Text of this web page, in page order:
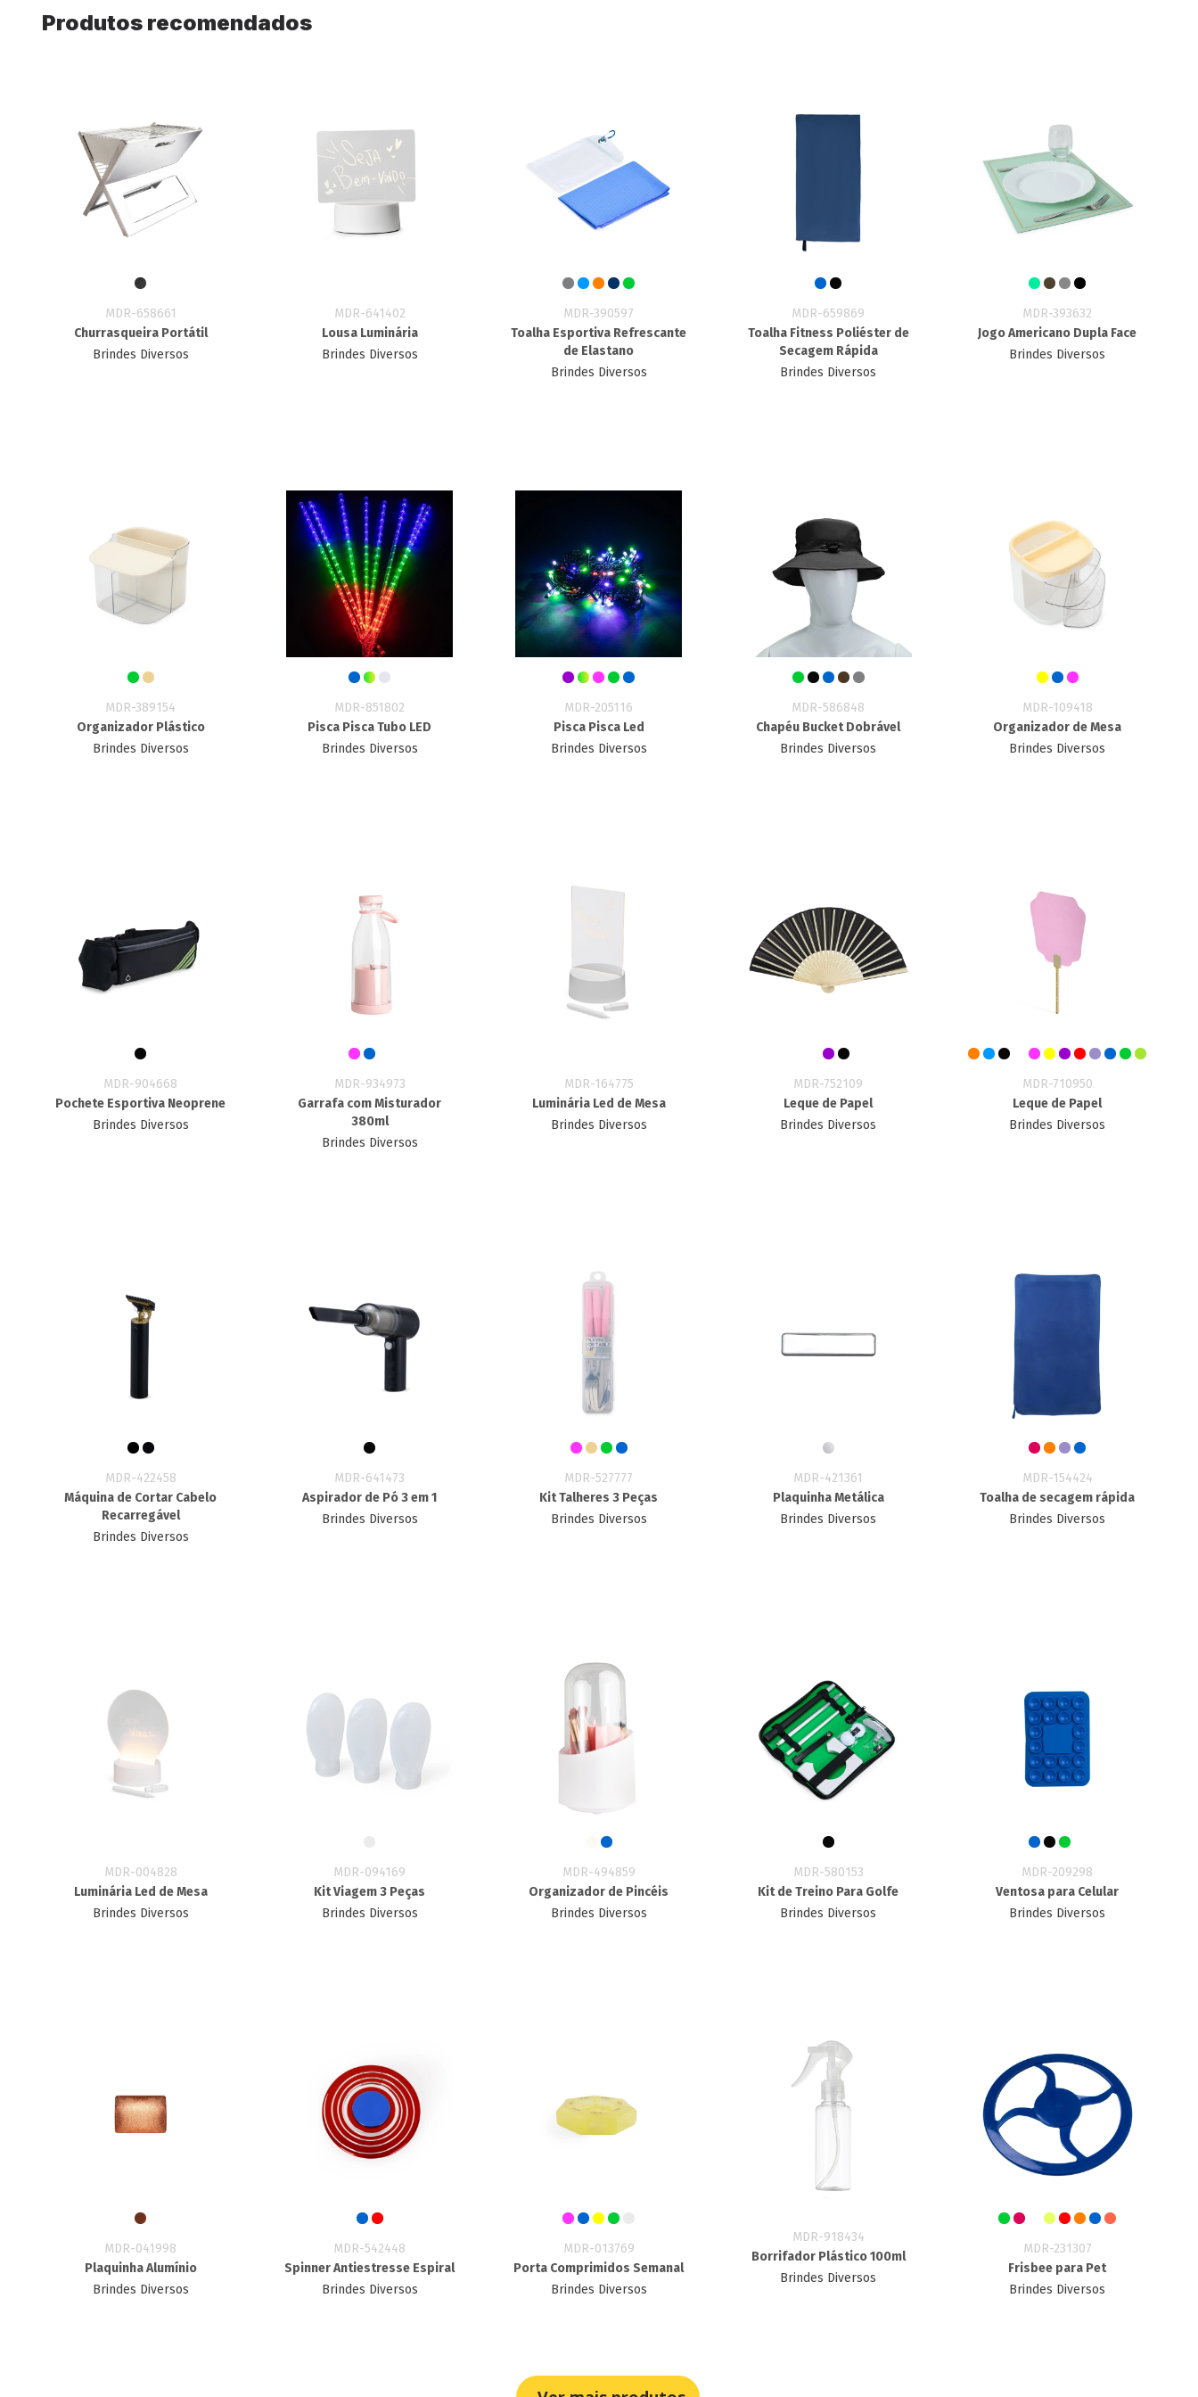
Produtos recomendados
MDR-658661
Churrasqueira Portátil
Brindes Diversos
MDR-641402
Lousa Luminária
Brindes Diversos
MDR-390597
Toalha Esportiva Refrescante
de Elastano
Brindes Diversos
MDR-659869
Toalha Fitness Poliéster de
Secagem Rápida
Brindes Diversos
MDR-393632
Jogo Americano Dupla Face
Brindes Diversos
MDR-389154
Organizador Plástico
Brindes Diversos
MDR-851802
Pisca Pisca Tubo LED
Brindes Diversos
MDR-205116
Pisca Pisca Led
Brindes Diversos
MDR-586848
Chapéu Bucket Dobrável
Brindes Diversos
MDR-109418
Organizador de Mesa
Brindes Diversos
MDR-904668
Pochete Esportiva Neoprene
Brindes Diversos
MDR-934973
Garrafa com Misturador
380ml
Brindes Diversos
MDR-164775
Luminária Led de Mesa
Brindes Diversos
MDR-752109
Leque de Papel
Brindes Diversos
MDR-710950
Leque de Papel
Brindes Diversos
MDR-422458
Máquina de Cortar Cabelo
Recarregável
Brindes Diversos
MDR-641473
Aspirador de Pó 3 em 1
Brindes Diversos
MDR-527777
Kit Talheres 3 Peças
Brindes Diversos
MDR-421361
Plaquinha Metálica
Brindes Diversos
MDR-154424
Toalha de secagem rápida
Brindes Diversos
MDR-004828
Luminária Led de Mesa
Brindes Diversos
MDR-094169
Kit Viagem 3 Peças
Brindes Diversos
MDR-494859
Organizador de Pincéis
Brindes Diversos
MDR-580153
Kit de Treino Para Golfe
Brindes Diversos
MDR-209298
Ventosa para Celular
Brindes Diversos
MDR-041998
Plaquinha Alumínio
Brindes Diversos
MDR-542448
Spinner Antiestresse Espiral
Brindes Diversos
MDR-013769
Porta Comprimidos Semanal
Brindes Diversos
MDR-918434
Borrifador Plástico 100ml
Brindes Diversos
MDR-231307
Frisbee para Pet
Brindes Diversos